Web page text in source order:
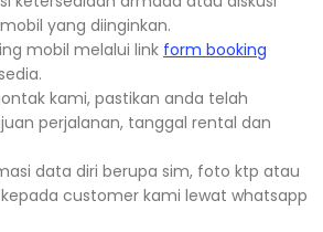
yang diinginkan.
mobil melalui link form booking
kami, pastikan anda telah
perjalanan, tanggal rental dan
data diri berupa sim, foto ktp atau
customer kami lewat whatsapp